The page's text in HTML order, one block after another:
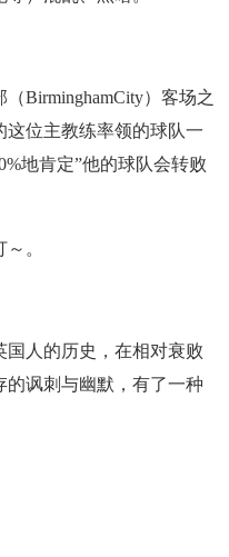
BirminghamCity）客场之
位主教练率领的球队一
地肯定”他的球队会转败
。
人的历史，在相对衰败
的讽刺与幽默，有了一种